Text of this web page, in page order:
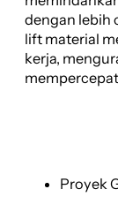
dengan lebih
lift material
kerja,
Proyek